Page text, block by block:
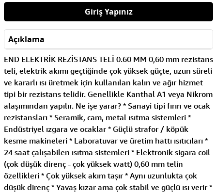
Giriş Yapınız
Açıklama
END ELEKTRİK REZİSTANS TELİ 0.60 MM 0,60 mm rezistans
teli, elektrik akımı geçtiğinde çok yüksek güçte, uzun süreli
ve kararlı ısı üretmek için kullanılan kalın ve ağır hizmet
tipi bir rezistans telidir. Genellikle Kanthal A1 veya Nikrom
alaşımından yapılır. Ne işe yarar? * Sanayi tipi fırın ve ocak
rezistansları * Seramik, cam, metal ısıtma sistemleri *
Endüstriyel ızgara ve ocaklar * Güçlü strafor / köpük
kesme makineleri * Laboratuvar ve üretim hattı ısıtıcıları *
24 saat çalışabilen ısıtma sistemleri * Elektronik sigara coil
(çok düşük direnç - çok yüksek watt) 0,60 mm telin
özellikleri * Çok yüksek akım taşır * Aynı uzunlukta çok
düşük direnç * Yavaş kızar ama çok stabil ve güçlü ısı verir *